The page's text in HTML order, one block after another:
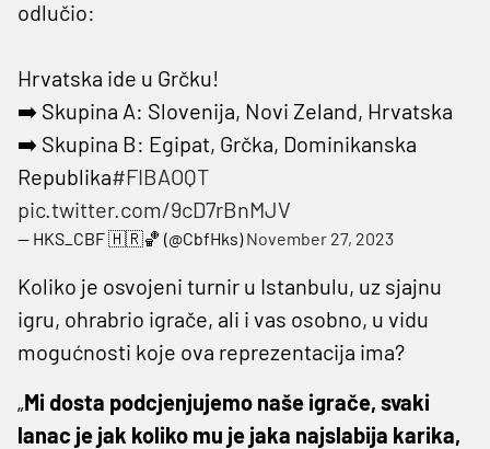
odlučio:
Hrvatska ide u Grčku!
➡️ Skupina A: Slovenija, Novi Zeland, Hrvatska
➡️ Skupina B: Egipat, Grčka, Dominikanska
Republika#FIBAOQT
pic.twitter.com/9cD7rBnMJV
— HKS_CBF 🇭🇷🏀 (@CbfHks)November 27, 2023
Koliko je osvojeni turnir u Istanbulu, uz sjajnu
igru, ohrabrio igrače, ali i vas osobno, u vidu
mogućnosti koje ova reprezentacija ima?
„Mi dosta podcjenjujemo naše igrače, svaki
lanac je jak koliko mu je jaka najslabija karika,